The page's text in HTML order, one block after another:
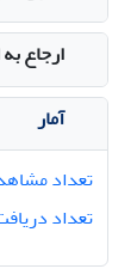
ارجاع
آمار
تعداد
تعداد